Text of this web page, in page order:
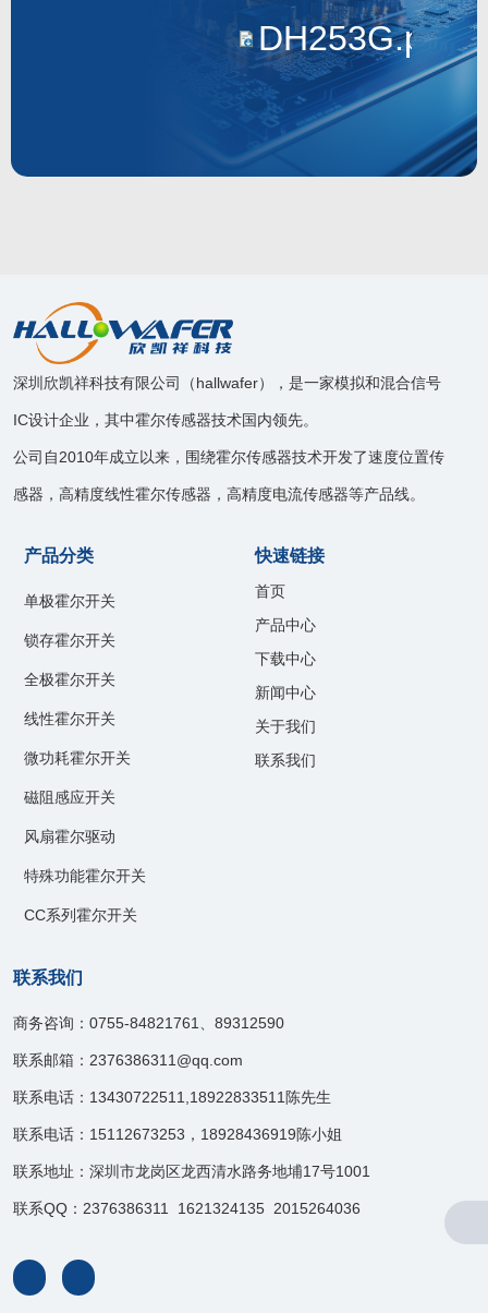
DH253G.pdf
深圳欣凯祥科技有限公司（hallwafer），是一家模拟和混合信号
IC设计企业，其中霍尔传感器技术国内领先。
公司自2010年成立以来，围绕霍尔传感器技术开发了速度位置传
感器，高精度线性霍尔传感器，高精度电流传感器等产品线。
产品分类
单极霍尔开关
锁存霍尔开关
全极霍尔开关
线性霍尔开关
微功耗霍尔开关
磁阻感应开关
风扇霍尔驱动
特殊功能霍尔开关
CC系列霍尔开关
快速链接
首页
产品中心
下载中心
新闻中心
关于我们
联系我们
联系我们
商务咨询：0755-84821761、89312590
联系邮箱：2376386311@qq.com
联系电话：13430722511,18922833511陈先生
联系电话：15112673253，18928436919陈小姐
联系地址：深圳市龙岗区龙西清水路务地埔17号1001
联系QQ：2376386311 1621324135 2015264036